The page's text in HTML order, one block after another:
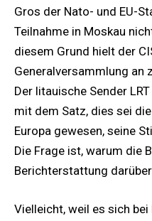
Gros der Nato- und EU-
Teilnahme in Moskau
diesem Grund hielt der
Generalversammlung an
Der litauische Sender
mit dem Satz, dies sei
Europa gewesen, seine
Die Frage ist, warum die
Berichterstattung
Vielleicht, weil es sich